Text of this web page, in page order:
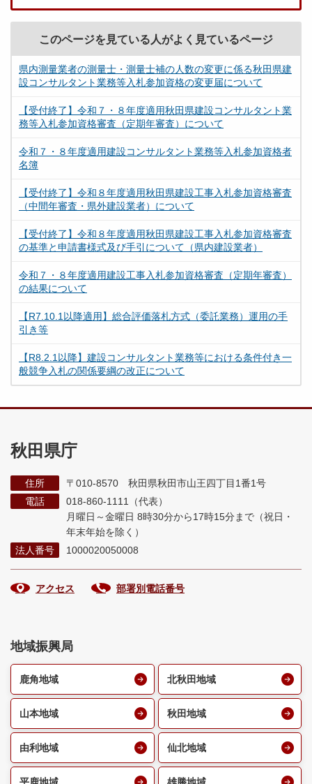
このページを見ている人がよく見ているページ
県内測量業者の測量士・測量士補の人数の変更に係る秋田県建
設コンサルタント業務等入札参加資格の変更届について
【受付終了】令和７・８年度適用秋田県建設コンサルタント業
務等入札参加資格審査（定期年審査）について
令和７・８年度適用建設コンサルタント業務等入札参加資格者
名簿
【受付終了】令和８年度適用秋田県建設工事入札参加資格審査
（中間年審査・県外建設業者）について
【受付終了】令和８年度適用秋田県建設工事入札参加資格審査
の基準と申請書様式及び手引について（県内建設業者）
令和７・８年度適用建設工事入札参加資格審査（定期年審査）
の結果について
【R7.10.1以降適用】総合評価落札方式（委託業務）運用の手
引き等
【R8.2.1以降】建設コンサルタント業務等における条件付き一
般競争入札の関係要綱の改正について
秋田県庁
住所
〒010-8570 秋田県秋田市山王四丁目1番1号
電話
018-860-1111（代表）
月曜日～金曜日 8時30分から17時15分まで （祝日・
年末年始を除く）
法人番号
1000020050008
アクセス 部署別電話番号
地域振興局
鹿角地域 北秋田地域
山本地域 秋田地域
由利地域 仙北地域